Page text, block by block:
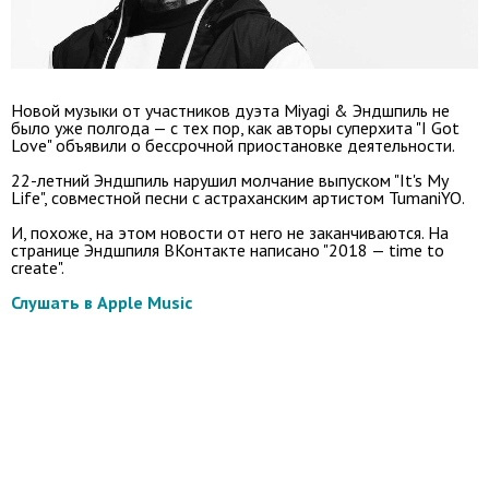
Новой музыки от участников дуэта Miyagi & Эндшпиль не
было уже полгода — с тех пор, как авторы суперхита "I Got
Love" объявили о бессрочной приостановке деятельности.
22-летний Эндшпиль нарушил молчание выпуском "It's My
Life", совместной песни с астраханским артистом TumaniYO.
И, похоже, на этом новости от него не заканчиваются. На
странице Эндшпиля ВКонтакте написано "2018 — time to
create".
Слушать в Apple Music